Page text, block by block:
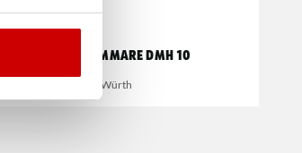
Mejselhammare DMH 10
Würth